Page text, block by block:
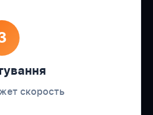
скорость